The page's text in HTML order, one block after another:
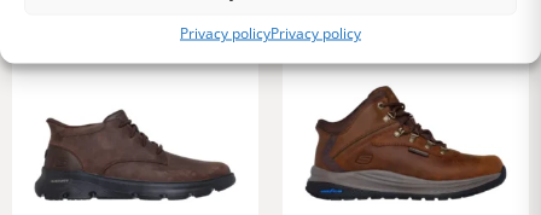
Privacy policyPrivacy policy